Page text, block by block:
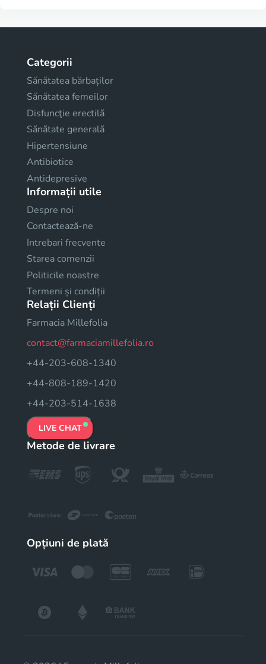
Categorii
Sănătatea bărbaților
Sănătatea femeilor
Disfuncţie erectilă
Sănătate generală
Hipertensiune
Antibiotice
Antidepresive
Informații utile
Despre noi
Contactează-ne
Intrebari frecvente
Starea comenzii
Politicile noastre
Termeni și condiții
Relații Clienți
Farmacia Millefolia
contact@farmaciamillefolia.ro
+44-203-608-1340
+44-808-189-1420
+44-203-514-1638
LIVE CHAT
Metode de livrare
Opțiuni de plată